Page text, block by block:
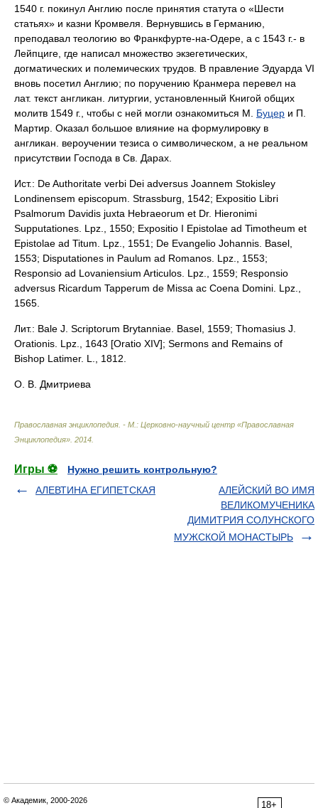
1540 г. покинул Англию после принятия статута о «Шести
статьях» и казни Кромвеля. Вернувшись в Германию,
преподавал теологию во Франкфурте-на-Одере, а с 1543 г.- в
Лейпциге, где написал множество экзегетических,
догматических и полемических трудов. В правление Эдуарда VI
вновь посетил Англию; по поручению Кранмера перевел на
лат. текст англикан. литургии, установленный Книгой общих
молитв 1549 г., чтобы с ней могли ознакомиться М. Буцер и П.
Мартир. Оказал большое влияние на формулировку в
англикан. вероучении тезиса о символическом, а не реальном
присутствии Господа в Св. Дарах.
Ист.: De Authoritate verbi Dei adversus Joannem Stokisley
Londinensem episcopum. Strassburg, 1542; Expositio Libri
Psalmorum Davidis juxta Hebraeorum et Dr. Hieronimi
Supputationes. Lpz., 1550; Expositio I Epistolae ad Timotheum et
Epistolae ad Titum. Lpz., 1551; De Evangelio Johannis. Basel,
1553; Disputationes in Paulum ad Romanos. Lpz., 1553;
Responsio ad Lovaniensium Articulos. Lpz., 1559; Responsio
adversus Ricardum Tapperum de Missa ac Coena Domini. Lpz.,
1565.
Лит.: Bale J. Scriptorum Brytanniae. Basel, 1559; Thomasius J.
Orationis. Lpz., 1643 [Oratio XIV]; Sermons and Remains of
Bishop Latimer. L., 1812.
О. В. Дмитриева
Православная энциклопедия. - М.: Церковно-научный центр «Православная
Энциклопедия» 2014
Игры ⚽
Нужно решить контрольную?
АЛЕВТИНА ЕГИПЕТСКАЯ
АЛЕЙСКИЙ ВО ИМЯ
ВЕЛИКОМУЧЕНИКА
ДИМИТРИЯ СОЛУНСКОГО
МУЖСКОЙ МОНАСТЫРЬ
18+
© Академик, 2000-2026